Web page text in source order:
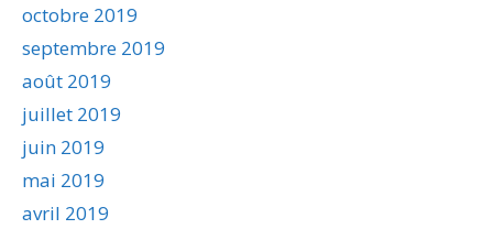
octobre 2019
septembre 2019
août 2019
juillet 2019
juin 2019
mai 2019
avril 2019